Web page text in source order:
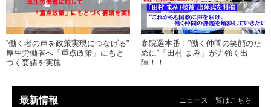
”働く者の声を政策実現につなげる”
厚生労働省へ「重点政策」にもと
づく要請を実施
参院選本番！”働く仲間の笑顔のた
めに”「田村 まみ」が力強く出
陣！！
最新情報 ニュース一覧はこちら